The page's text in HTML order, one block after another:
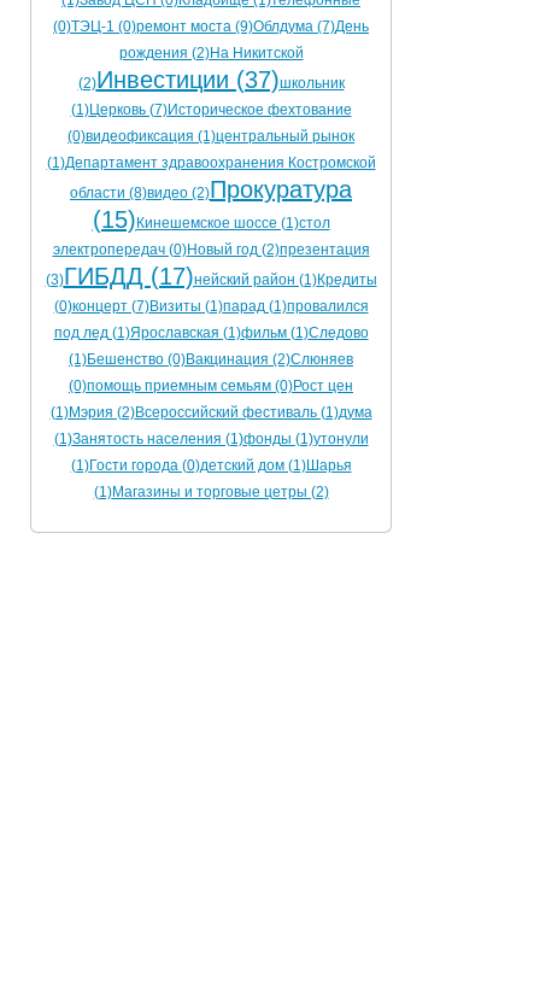
(0)ТЭЦ-1 (0)ремонт моста (9)Облдума (7)День
рождения (2)На Никитской
(2)Инвестиции (37)школьник
(1)Церковь (7)Историческое фехтование
(0)видеофиксация (1)центральный рынок
(1)Департамент здравоохранения Костромской
области (8)видео (2)Прокуратура
(15) Кинешемское шоссе (1)стол
электропередач (0)Новый год (2)презентация
(3)ГИБДД (17)нейский район (1)Кредиты
(0)концерт (7)Визиты (1)парад (1)провалился
под лед (1)Ярославская (1)фильм (1)Следово
(1)Бешенство (0)Вакцинация (2)Слюняев
(0)помощь приемным семьям (0)Рост цен
(1)Мэрия (2)Всероссийский фестиваль (1)дума
(1)Занятость населения (1)фонды (1)утонули
(1)Гости города (0)детский дом (1)Шарья
(1)Магазины и торговые цетры (2)